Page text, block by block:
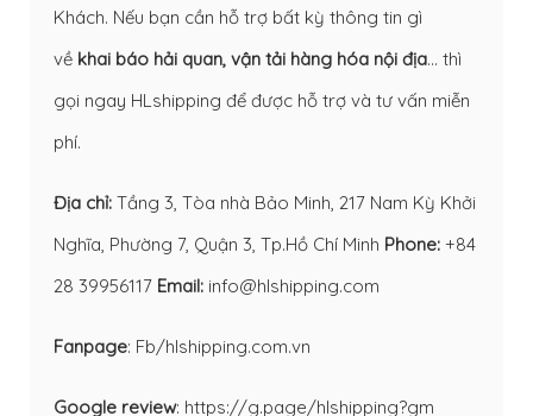
Khách. Nếu bạn cần hỗ trợ bất kỳ thông tin gì
về khai báo hải quan, vận tải hàng hóa nội địa… thì
gọi ngay HLshipping để được hỗ trợ và tư vấn miễn
phí.
Địa chỉ: Tầng 3, Tòa nhà Bảo Minh, 217 Nam Kỳ Khởi
Nghĩa, Phường 7, Quận 3, Tp.Hồ Chí Minh Phone: +84
28 39956117 Email: info@hlshipping.com
Fanpage: Fb/hlshipping.com.vn
Google review: https://g.page/hlshipping?gm